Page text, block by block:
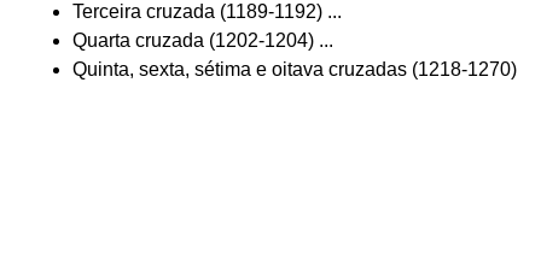
Terceira cruzada (1189-1192) ...
Quarta cruzada (1202-1204) ...
Quinta, sexta, sétima e oitava cruzadas (1218-1270)